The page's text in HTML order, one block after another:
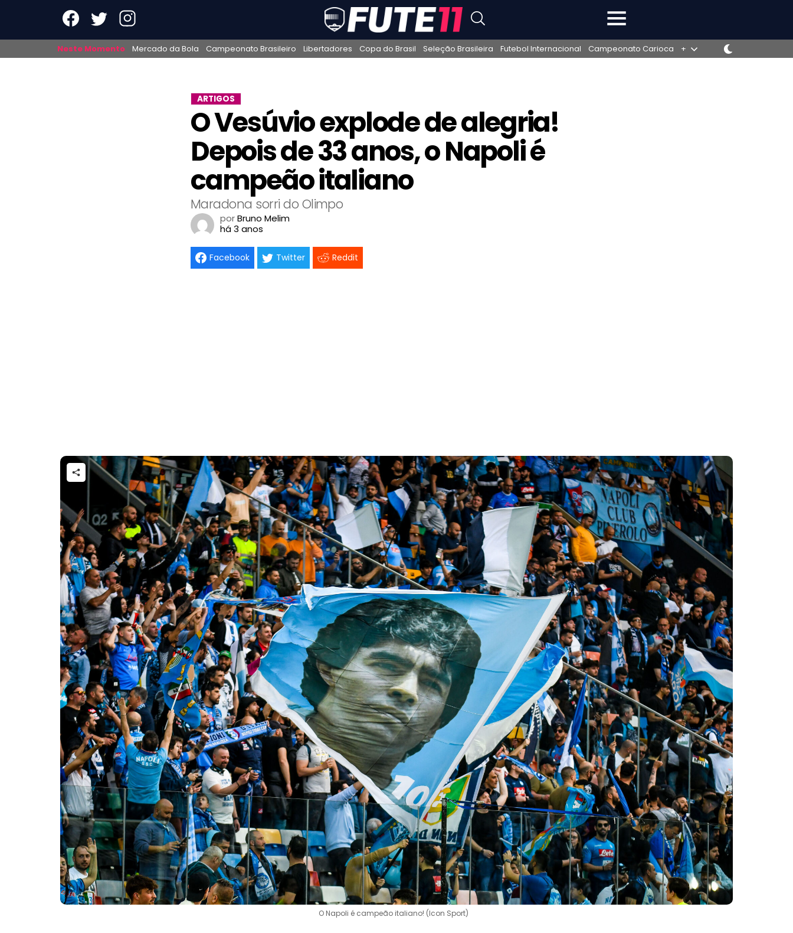
Neste Momento Mercado da Bola Campeonato Brasileiro Libertadores Copa do Brasil Seleção Brasileira Futebol Internacional Campeonato Carioca +
ARTIGOS
O Vesúvio explode de alegria!
Depois de 33 anos, o Napoli é
campeão italiano
Maradona sorri do Olimpo
porBruno Melim
há 3 anos
Facebook Twitter Reddit
O Napoli é campeão italiano! (Icon Sport)